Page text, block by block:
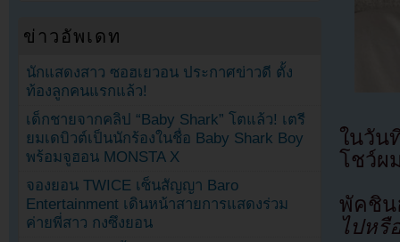
ในวัน
โชว์ผ
พัคชิน
ไปหรื
ข่าวอัพเดท
นักแสดงสาว ซอฮเยวอน ประกาศข่าวดี ตั้ง
ท้องลูกคนแรกแล้ว!
เด็กชายจากคลิป “Baby Shark” โตแล้ว! เตรี
ยมเดบิวต์เป็นนักร้องในชื่อ Baby Shark Boy
พร้อมจูฮอน MONSTA X
จองยอน TWICE เซ็นสัญญา Baro
Entertainment เดินหน้าสายการแสดงร่วม
ค่ายพี่สาว กงซึงยอน